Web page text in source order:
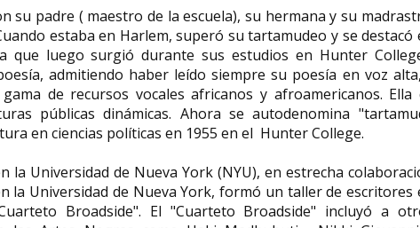
su padre ( maestro de la escuela), su hermana y su
estaba en Harlem, superó su tartamudeo y se destacó
que luego surgió durante sus estudios en Hunter
admitiendo haber leído siempre su poesía en voz
de recursos vocales africanos y afroamericanos. Ella
públicas dinámicas. Ahora se autodenomina
en ciencias políticas en 1955 en el Hunter College.
la Universidad de Nueva York (NYU), en estrecha
la Universidad de Nueva York, formó un taller de escritores
Broadside". El "Cuarteto Broadside" incluyó a